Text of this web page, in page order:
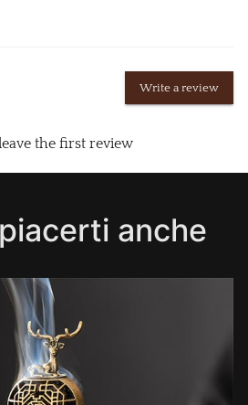
Write a review
the first review
anche